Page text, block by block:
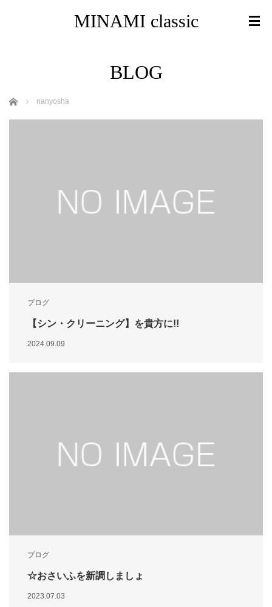
MINAMI classic
BLOG
ホーム nanyosha
ブログ
【シン・クリーニング】を貴方に!!
2024.09.09
ブログ
☆おさいふを新調しましょ
2023.07.03